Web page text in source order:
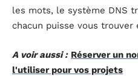
les mots, le système DNS
chacun puisse vous trouver
A voir aussi : Réserver un
l'utiliser pour vos projets